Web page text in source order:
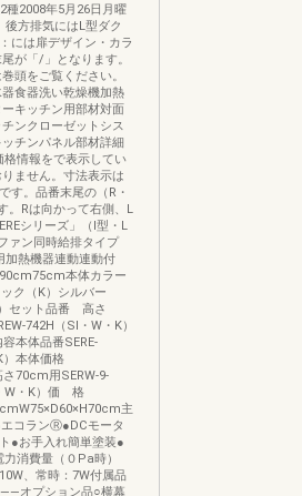
2008年5月26日月曜
方排気にはL型ダク
には扉デザイン・カラ
が「/」となります。
頭をご覧ください。
食器洗い乾燥機加熱
キッチン用部材対面
ンクローゼットシス
チンパネル部材詳細
格情報をで表示してい
ません。寸法表示は
す。品番末尾の（R・
。Rは向かって右側、L
シリーズ」（Ⅰ型・L
ァン同時給排タイプ
加熱機器連動連動付
本体カラー
ク（K）シルバー
）セット品番 高さ
742H（SI・W・K）
本体品番SERE-
）本体価格
さ70cm用SERW-9-
W・K）価 格
主
コランⓇ●DCモータ
●お手入れ簡単塗装●
消費量（０Pa時）
、常時：7W付属品
オプション品○横幕